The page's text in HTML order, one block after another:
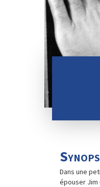
Dans une
épouser Jim